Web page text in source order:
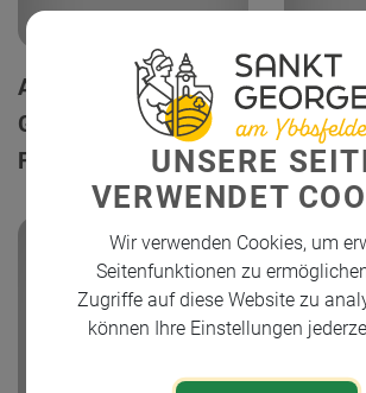
Allgemeinmediziner -
Gruppenpraxis Dr.
Freynhofer
med.
UNSERE
VERWENDET
Wir verwenden Cookies, um
Seitenfunktionen zu
Zugriffe auf diese Website zu
können Ihre Einstellungen